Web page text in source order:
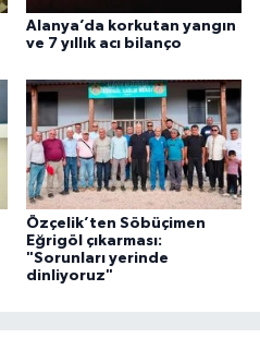
Alanya’da korkutan yangın
ve 7 yıllık acı bilanço
Özçelik’ten Söbüçimen
Eğrigöl çıkarması:
"Sorunları yerinde
dinliyoruz"